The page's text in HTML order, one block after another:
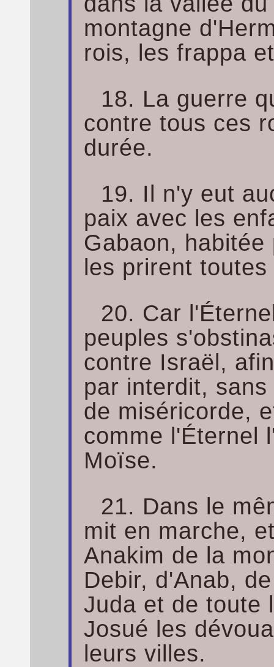
montagne
rois, les frappa
18. La guerre
contre tous ces
durée.
19. Il n'y eut
paix avec les
Gabaon,
les prirent
20. Car
peuples
contre Israël,
par interdit,
de miséricorde,
comme l'Éternel
Moïse.
21. Dans le
mit en marche,
Anakim de la
Debir, d'Anab,
Juda et de toute
Josué les
leurs villes.